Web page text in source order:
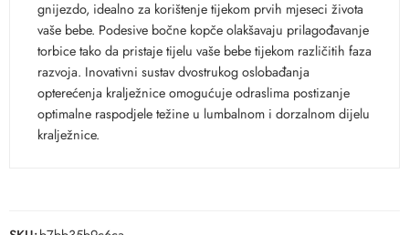
gnijezdo, idealno za korištenje tijekom prvih mjeseci života
vaše bebe. Podesive bočne kopče olakšavaju prilagođavanje
torbice tako da pristaje tijelu vaše bebe tijekom različitih faza
razvoja. Inovativni sustav dvostrukog oslobađanja
opterećenja kralježnice omogućuje odraslima postizanje
optimalne raspodjele težine u lumbalnom i dorzalnom dijelu
kralježnice.